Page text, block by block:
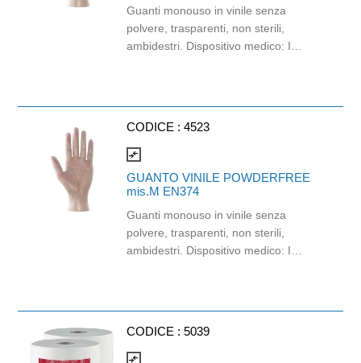
Guanti monouso in vinile senza
polvere, trasparenti, non sterili,
ambidestri. Dispositivo medico: I
CODICE : 4523
compare_arrows
GUANTO VINILE POWDERFREE
mis.M EN374
Guanti monouso in vinile senza
polvere, trasparenti, non sterili,
ambidestri. Dispositivo medico: I
CODICE : 5039
compare_arrows